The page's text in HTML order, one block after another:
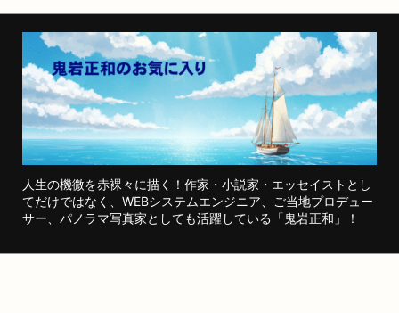
人生の機微を赤裸々に描く！作家・小説家・エッセイストとし
てだけではなく、WEBシステムエンジニア、ご当地プロデュー
サー、パノラマ写真家としても活躍している「鬼岩正和」！